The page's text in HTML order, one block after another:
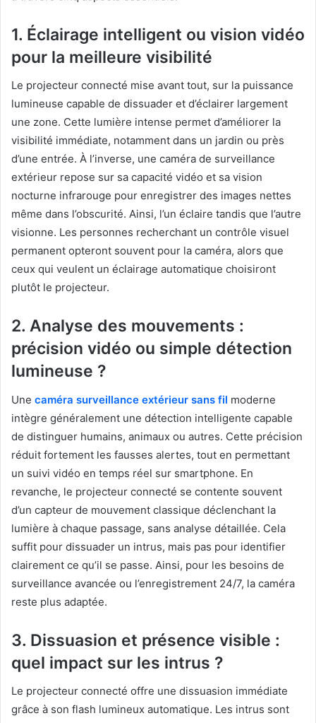
1. Éclairage intelligent ou vision vidéo
pour la meilleure visibilité
Le projecteur connecté mise avant tout, sur la puissance
lumineuse capable de dissuader et d’éclairer largement
une zone. Cette lumière intense permet d’améliorer la
visibilité immédiate, notamment dans un jardin ou près
d’une entrée. À l’inverse, une caméra de surveillance
extérieur repose sur sa capacité vidéo et sa vision
nocturne infrarouge pour enregistrer des images nettes
même dans l’obscurité. Ainsi, l’un éclaire tandis que l’autre
visionne. Les personnes recherchant un contrôle visuel
permanent opteront souvent pour la caméra, alors que
ceux qui veulent un éclairage automatique choisiront
plutôt le projecteur.
2. Analyse des mouvements :
précision vidéo ou simple détection
lumineuse ?
Une caméra surveillance extérieur sans fil moderne
intègre généralement une détection intelligente capable
de distinguer humains, animaux ou autres. Cette précision
réduit fortement les fausses alertes, tout en permettant
un suivi vidéo en temps réel sur smartphone. En
revanche, le projecteur connecté se contente souvent
d’un capteur de mouvement classique déclenchant la
lumière à chaque passage, sans analyse détaillée. Cela
suffit pour dissuader un intrus, mais pas pour identifier
clairement ce qu’il se passe. Ainsi, pour les besoins de
surveillance avancée ou l’enregistrement 24/7, la caméra
reste plus adaptée.
3. Dissuasion et présence visible :
quel impact sur les intrus ?
Le projecteur connecté offre une dissuasion immédiate
grâce à son flash lumineux automatique. Les intrus sont